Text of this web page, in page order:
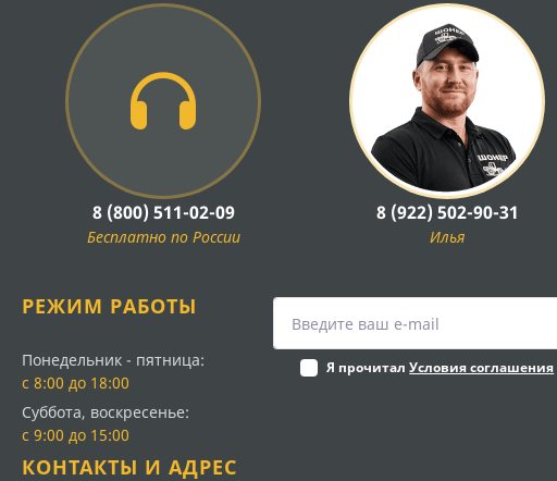
8 (800) 511-02-09
Бесплатно по России
8 (922) 502-90-31
Илья
РЕЖИМ РАБОТЫ
Понедельник - пятница:
с 8:00 до 18:00
Суббота, воскресенье:
с 9:00 до 15:00
Я прочиталУсловия соглашения
КОНТАКТЫ И АДРЕС